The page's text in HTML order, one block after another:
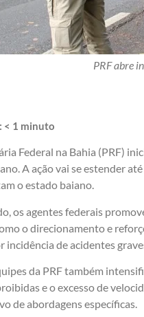
PRF abre
< 1 minuto
Federal na Bahia (PRF)
A ação vai se estender
o estado baiano.
os agentes federais
o direcionamento e
incidência de acidentes
da PRF também
e o excesso de
de abordagens específicas.